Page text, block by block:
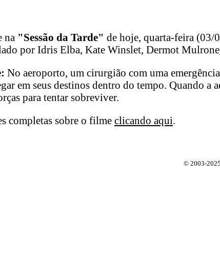
na "Sessão da Tarde" de hoje, quarta-feira (03/
por Idris Elba, Kate Winslet, Dermot
No aeroporto, um cirurgião com uma
em seus destinos dentro do tempo. Quando a
para tentar sobreviver.
completas sobre o filme clicando aqui.
© 2003-